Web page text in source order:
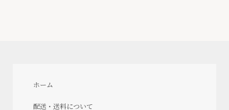
ホーム
配送・送料について